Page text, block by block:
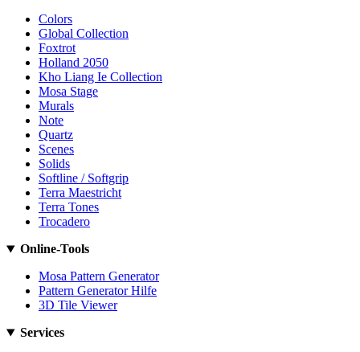
Colors
Global Collection
Foxtrot
Holland 2050
Kho Liang Ie Collection
Mosa Stage
Murals
Note
Quartz
Scenes
Solids
Softline / Softgrip
Terra Maestricht
Terra Tones
Trocadero
Online-Tools
Mosa Pattern Generator
Pattern Generator Hilfe
3D Tile Viewer
Services